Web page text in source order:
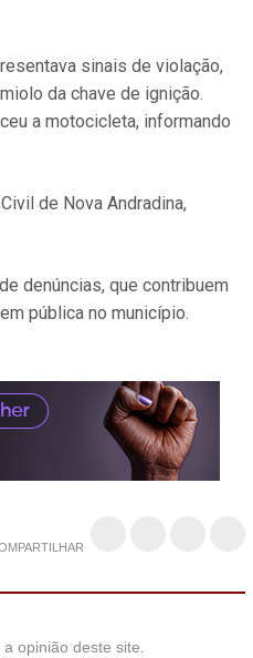
sinais de violação,
da chave de ignição.
a motocicleta, informando
de Nova Andradina,
denúncias, que contribuem
pública no município.
opinião deste site.